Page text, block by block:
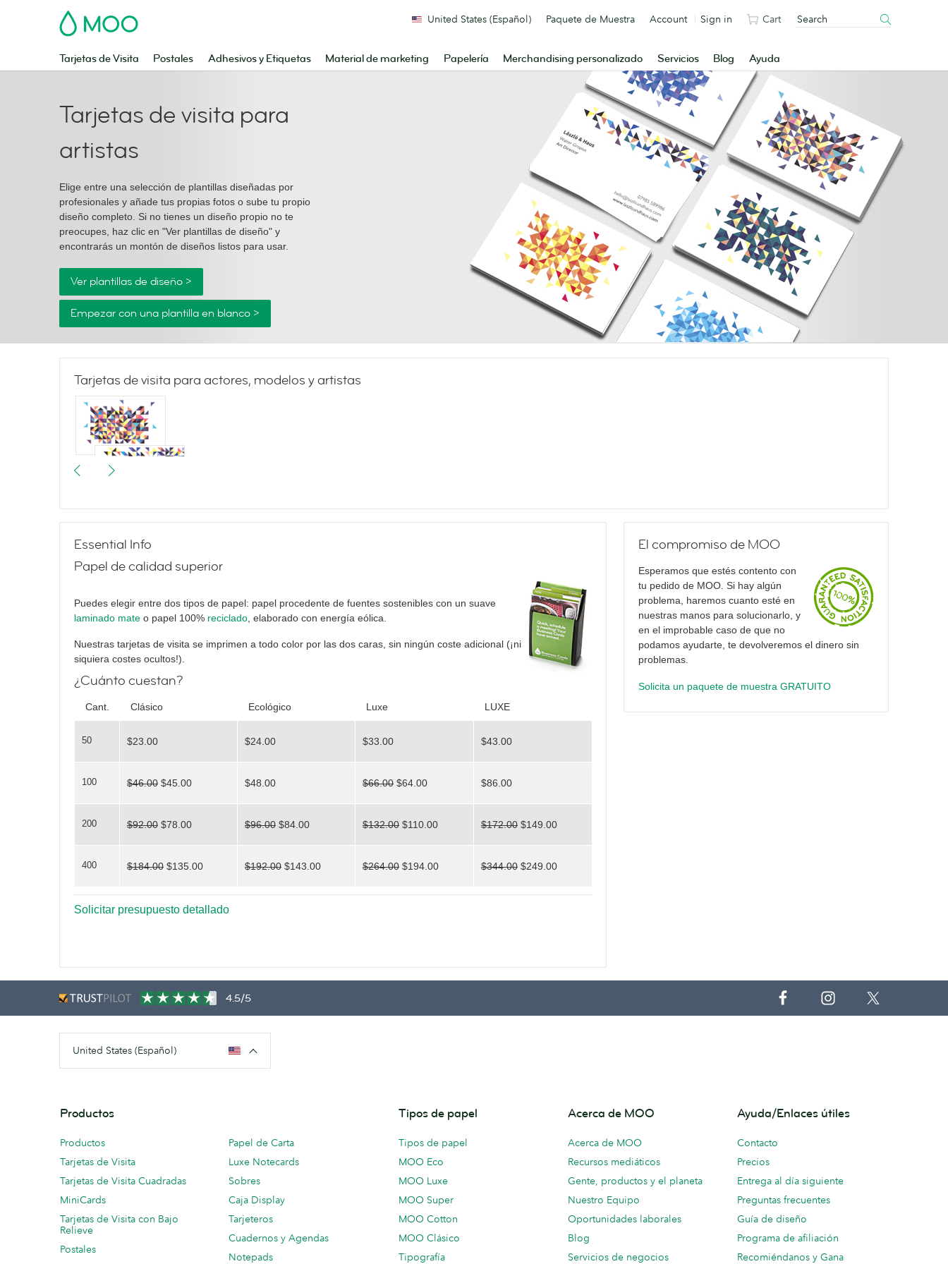
MOO
Tarjetas de Visita Postales Adhesivos y Etiquetas Material de marketing Papelería Merchandising personalizado Servicios Blog Ayuda
United States (Español) Paquete de Muestra Account Sign in Cart
Tarjetas de visita para
artistas
Elige entre una selección de plantillas diseñadas por
profesionales y añade tus propias fotos o sube tu propio
diseño completo. Si no tienes un diseño propio no te
preocupes, haz clic en "Ver plantillas de diseño" y
encontrarás un montón de diseños listos para usar.
Ver plantillas de diseño >
Empezar con una plantilla en blanco >
Tarjetas de visita para actores, modelos y artistas
Triangulate
Yoga
Poses
Triangles
Essential Info
Papel de calidad superior
Puedes elegir entre dos tipos de papel: papel procedente de fuentes sostenibles con un suave
laminado mate o papel 100% reciclado , elaborado con energía eólica.
Nuestras tarjetas de visita se imprimen a todo color por las dos caras, sin ningún coste adicional (¡ni
siquiera costes ocultos!).
¿Cuánto cuestan?
Cant. Clásico Ecológico Luxe LUXE
50 $23.00 $24.00 $33.00 $43.00
100 $46.00 $45.00 $48.00 $66.00 $64.00 $86.00
200 $92.00 $78.00 $96.00 $84.00 $132.00 $110.00 $172.00 $149.00
400 $184.00 $135.00 $192.00 $143.00 $264.00 $194.00 $344.00 $249.00
Solicitar presupuesto detallado
El compromiso de MOO
Esperamos que estés contento con
tu pedido de MOO. Si hay algún
problema, haremos cuanto esté en
nuestras manos para solucionarlo, y
en el improbable caso de que no
podamos ayudarte, te devolveremos el dinero sin
problemas.
Solicita un paquete de muestra GRATUITO
4.5/5
United States (Español)
Productos
Productos
Tarjetas de Visita
Tarjetas de Visita Cuadradas
MiniCards
Tarjetas de Visita con Bajo
Relieve
Postales
Papel de Carta
Luxe Notecards
Sobres
Caja Display
Tarjeteros
Cuadernos y Agendas
Notepads
Tipos de papel
Tipos de papel
MOO Eco
MOO Luxe
MOO Super
MOO Cotton
MOO Clásico
Tipografía
Acerca de MOO
Acerca de MOO
Recursos mediáticos
Gente, productos y el planeta
Nuestro Equipo
Oportunidades laborales
Blog
Servicios de negocios
Ayuda/Enlaces útiles
Contacto
Precios
Entrega al día siguiente
Preguntas frecuentes
Guía de diseño
Programa de afiliación
Recomiéndanos y Gana